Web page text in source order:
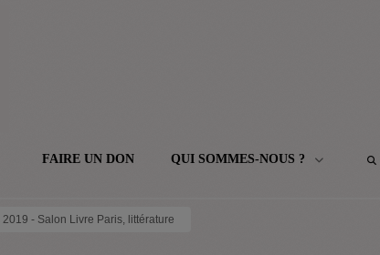
FAIRE UN DON QUI SOMMES-NOUS ?
- Salon Livre Paris, littérature